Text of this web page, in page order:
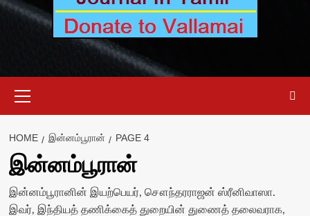
Menu
HOME இன்னம்பூரான் PAGE 4
இன்னம்பூரான்
இன்னம்பூரானின் இயற்பெயர், சௌந்தரராஜன் ஸ்ரீனிவாஸா.
இவர், இந்தியத் தணிக்கைத் துறையின் துணைத் தலைவராக,